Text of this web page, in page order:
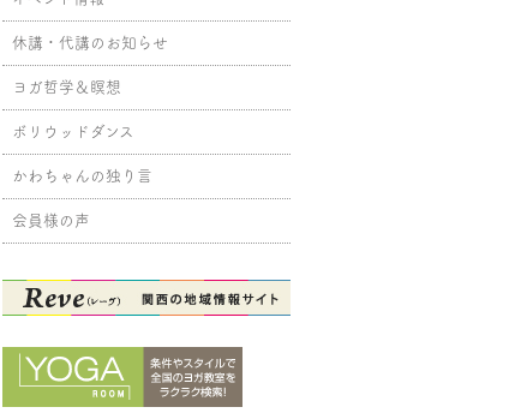
休講・代講のお知らせ
ヨガ哲学＆瞑想
ボリウッドダンス
かわちゃんの独り言
会員様の声